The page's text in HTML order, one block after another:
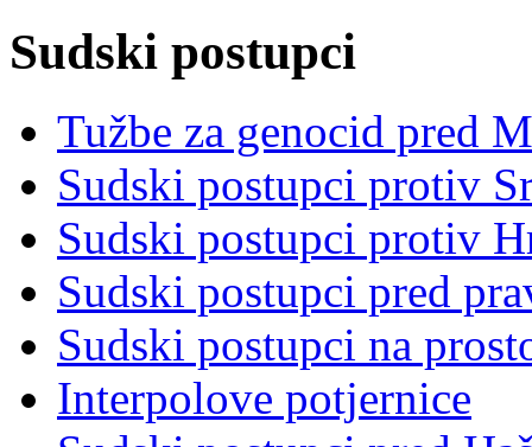
Sudski postupci
Tužbe za genocid pred
Sudski postupci protiv
Sudski postupci protiv
Sudski postupci pred
Sudski postupci na
Interpolove potjernice